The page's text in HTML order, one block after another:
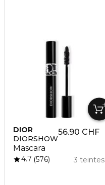
DIOR
DIORSHOW
Mascara
56.90 CHF
3 teintes
4.7 576